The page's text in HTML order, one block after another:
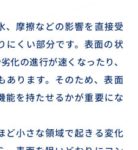
要
バシーポリシー
、摩擦などの影響を直接受
にくい部分です。表面の状
化の進行が速くなったり、
あります。そのため、表面
能を持たせるかが重要にな
ど小さな領域で起きる変化